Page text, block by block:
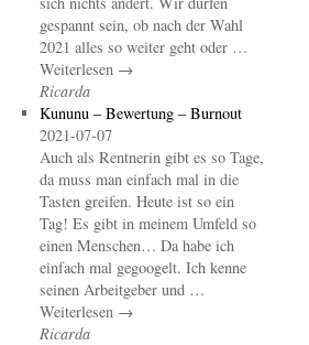
gespannt sein, ob nach der Wahl
2021 alles so weiter geht oder …
Weiterlesen →
Ricarda
Kununu – Bewertung – Burnout
2021-07-07
Auch als Rentnerin gibt es so Tage,
da muss man einfach mal in die
Tasten greifen. Heute ist so ein
Tag! Es gibt in meinem Umfeld so
einen Menschen… Da habe ich
einfach mal gegoogelt. Ich kenne
seinen Arbeitgeber und …
Weiterlesen →
Ricarda